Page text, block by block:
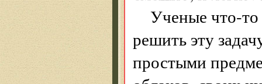
Ученые что-
решить эту
простыми